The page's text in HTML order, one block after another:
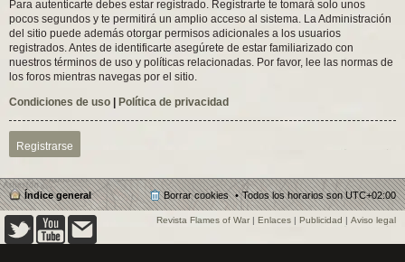
Para autenticarte debes estar registrado. Registrarte te tomará solo unos
pocos segundos y te permitirá un amplio acceso al sistema. La Administración
del sitio puede además otorgar permisos adicionales a los usuarios
registrados. Antes de identificarte asegúrete de estar familiarizado con
nuestros términos de uso y políticas relacionadas. Por favor, lee las normas de
los foros mientras navegas por el sitio.
Condiciones de uso | Política de privacidad
Registrarse
Índice general Todos los horarios sonUTC+02:00
Borrar cookies
Revista Flames of War | Enlaces | Publicidad | Aviso legal